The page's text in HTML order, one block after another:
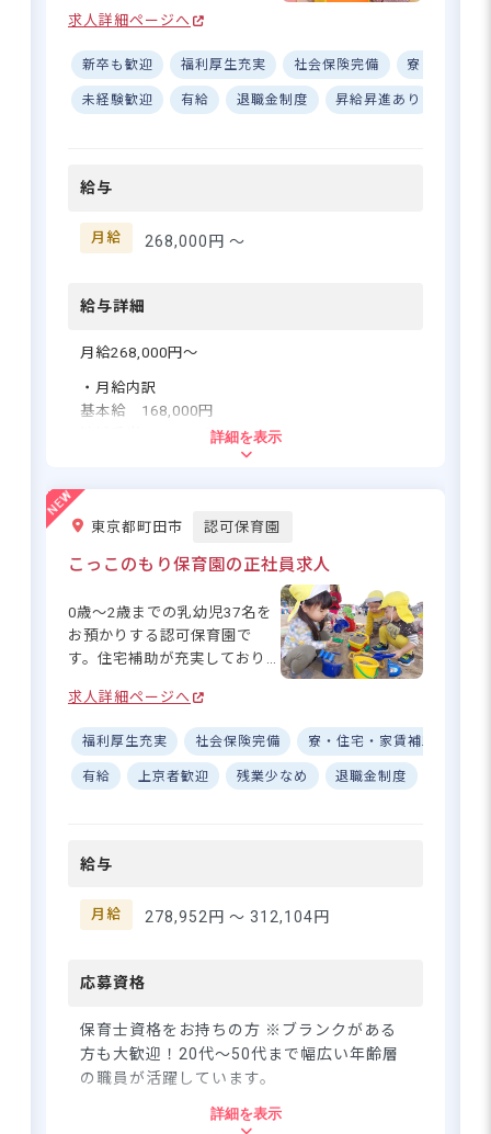
子どもの笑顔と共に成長できる場
さらに詳しい
求人情報
に応じた手当や家賃補助あ
り！ ーー【子どもたちの「自
分らしく」を支える保育園】
アイグラン保育園落合では、
子どもたち一人ひとりの個性
ちの「自分らしく輝いて生き
日々感じられる職場です。食
事・睡眠・排泄のお世話だけ
会性の育成や季節の行事な
添う保育士として活躍できま
た！」の瞬間に立ち会える、
かけがえのないやりがいがあ
環境】 アイグランは全国400
施設以上を運営する安定した
基盤を持つ法人です！ 月給
268,000円のほか、経験に応じ
賃補助（最大80,000円）な
ど、福利厚生も充実♪ シフト
制で年間休日110日確保、産
で、長く働き続けられる環境
5,000円）や賞与（年4ヶ月
分）もあり、キャリアアップ
しながら安心して働けます！
一緒に感じましょう◎
求人詳細ページへ
新卒も歓迎 福利厚生充実 社会保険完備 寮・住宅・
未経験歓迎 有給 退職金制度 昇給昇進あり
給与
月給 268,000円 〜
給与詳細
月給268,000円〜
・月給内訳
基本給 168,000円
地域手当 90,000円
処遇改善手当Ⅲ 10,000円
・別途支給手当
経験手当 1,000円〜18,000円／月
※経験1年ごとに1,000円加算、最大18年分加算
家賃補助 上限80,000円（諸条件有）
時間外手当
昇給あり 2,000円～5,000円／年
賞与あり 4ヶ月分
試用期間あり 3ヶ月（同条件）
応募資格
住所
東京都新宿区上落合1丁目5-2 羽場ビル1~3
階
東京メトロ東西線 落合駅（徒歩5分）
子どもの笑顔×安定の土台。未来を
輝かせる保育の舞台へ
詳細を表示
東京都町田市 認可保育園
こっこのもり保育園の正社員求人
0歳～2歳までの乳幼児37名を
お預かりする認可保育園で
す。住宅補助が充実しており、
や月上限3万円の住宅手当を活
用できますので、入職を機に
引っ越しを検討中の方ならメ
リット大！また、6日間のリフ
く働いていただけます。好環
動を通して、子どもたちの成
長をサポートしませんか？
求人詳細ページへ
福利厚生充実 社会保険完備 寮・住宅・家賃補助あり
有給 上京者歓迎 残業少なめ 退職金制度
給与
月給 278,952円 〜312,104円
応募資格
保育士資格をお持ちの方 ※ブランクがある
方も大歓迎！20代～50代まで幅広い年齢層
の職員が活躍しています。
詳細を表示